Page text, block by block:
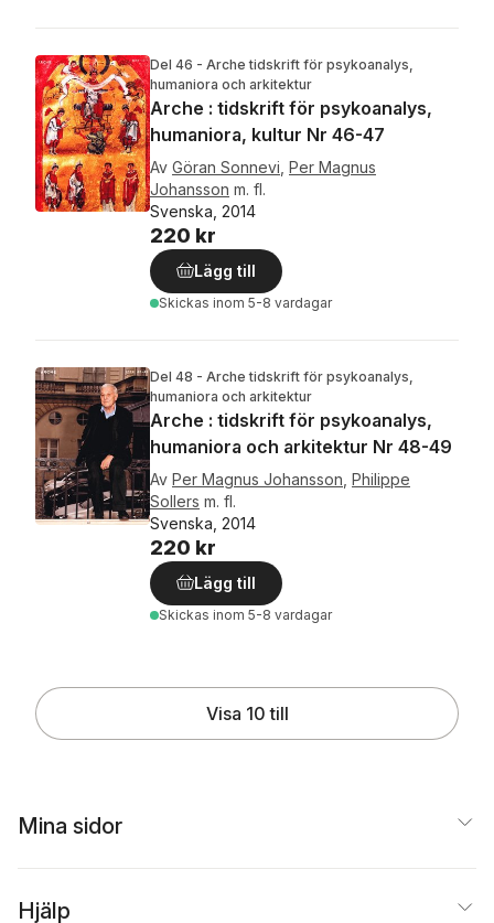
Del 46 - Arche tidskrift för psykoanalys,
humaniora och arkitektur
Arche : tidskrift för psykoanalys,
humaniora, kultur Nr 46-47
Av Göran Sonnevi Per Magnus
Johansson m. fl.
Svenska, 2014
220 kr
Lägg till
Skickas inom 5-8 vardagar
Del 48 - Arche tidskrift för psykoanalys,
humaniora och arkitektur
Arche : tidskrift för psykoanalys,
humaniora och arkitektur Nr 48-49
Av Per Magnus Johansson Philippe
Sollers m. fl.
Svenska, 2014
220 kr
Lägg till
Skickas inom 5-8 vardagar
Visa 10 till
Mina sidor
Hjälp